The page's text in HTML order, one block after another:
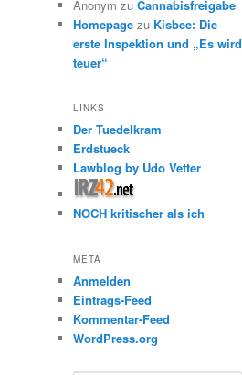
Anonym zu Cannabisfreigabe
Homepage zu Kisbee: Die
erste Inspektion und „Es wird
teuer“
LINKS
Der Tuedelkram
Erdstueck
Lawblog by Udo Vetter
NOCH kritischer als ich
META
Anmelden
Eintrags-Feed
Kommentar-Feed
WordPress.org